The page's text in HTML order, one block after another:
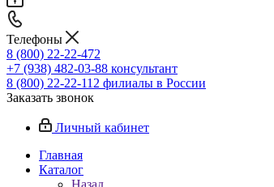
Телефоны
8 (800) 22-22-472
+7 (938) 482-03-88 консультант
8 (800) 22-22-112 филиалы в России
Заказать звонок
Личный кабинет
Главная
Каталог